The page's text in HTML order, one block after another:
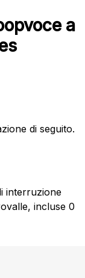
a
di seguito.
interruzione
incluse 0